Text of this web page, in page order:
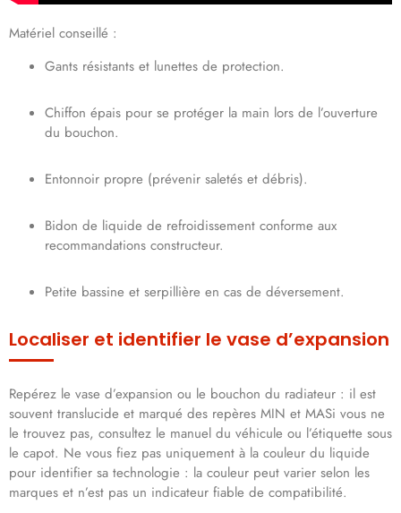
Matériel conseillé :
Gants résistants et lunettes de protection.
Chiffon épais pour se protéger la main lors de l’ouverture
du bouchon.
Entonnoir propre (prévenir saletés et débris).
Bidon de liquide de refroidissement conforme aux
recommandations constructeur.
Petite bassine et serpillière en cas de déversement.
Localiser et identifier le vase d’expansion
Repérez le vase d’expansion ou le bouchon du radiateur : il est
souvent translucide et marqué des repères MIN et MASi vous ne
le trouvez pas, consultez le manuel du véhicule ou l’étiquette sous
le capot. Ne vous fiez pas uniquement à la couleur du liquide
pour identifier sa technologie : la couleur peut varier selon les
marques et n’est pas un indicateur fiable de compatibilité.